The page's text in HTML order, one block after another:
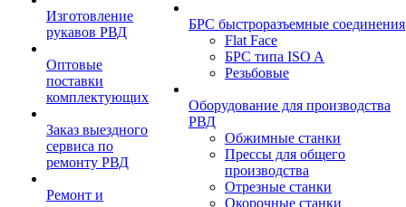
Изготовление
рукавов РВД
Оптовые
поставки
комплектующих
Заказ выездного
сервиса по
ремонту РВД
Ремонт и
БРС быстроразъемные соединения
Flat Face
БРС типа ISO A
Резьбовые
Оборудование для производства
РВД
Обжимные станки
Прессы для общего
производства
Отрезные станки
Окорочные станки